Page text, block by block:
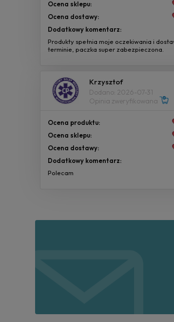
Ocena sklepu:
Ocena dostawy:
Dodatkowy komentarz:
Produkty spełnia moje oczekiwania i
terminie, paczka super zabezpieczona.
Krzysztof
Dodano: 2026-07-31
Opinia zweryfikowana
Ocena produktu:
Ocena sklepu:
Ocena dostawy:
Dodatkowy komentarz:
Polecam